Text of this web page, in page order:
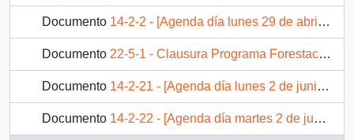
Documento 14-2-2 - [Agenda día lunes 29 de abril 1991]
Documento 22-5-1 - Clausura Programa Forestación Campesina VIII Región
Documento 14-2-21 - [Agenda día lunes 2 de junio 1991]
Documento 14-2-22 - [Agenda día martes 2 de junio 1991